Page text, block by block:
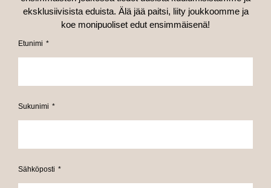
eksklusiivisista eduista. Älä jää paitsi, liity joukkoomme ja
koe monipuoliset edut ensimmäisenä!
Etunimi
Sukunimi
Sähköposti